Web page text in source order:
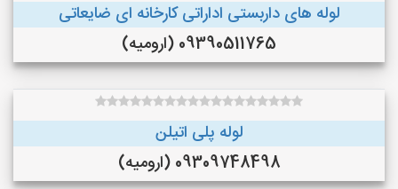
لوله های داربستی اداراتی کارخانه ای ضایعاتی
09390511765 (ارومیه)
لوله پلی اتیلن
09309748498 (ارومیه)